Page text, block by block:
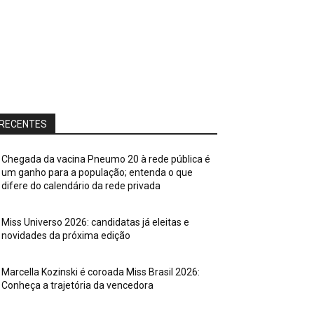
Chegada da vacina Pneumo 20 à rede pública é
um ganho para a população; entenda o que
difere do calendário da rede privada
Miss Universo 2026: candidatas já eleitas e
novidades da próxima edição
Marcella Kozinski é coroada Miss Brasil 2026:
Conheça a trajetória da vencedora